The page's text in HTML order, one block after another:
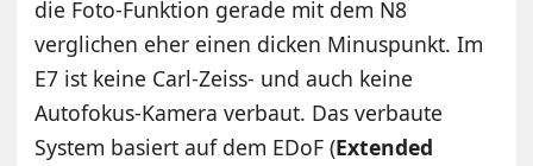
die Foto-Funktion gerade mit dem N8
verglichen eher einen dicken Minuspunkt. Im
E7 ist keine Carl-Zeiss- und auch keine
Autofokus-Kamera verbaut. Das verbaute
System basiert auf dem EDoF (Extended